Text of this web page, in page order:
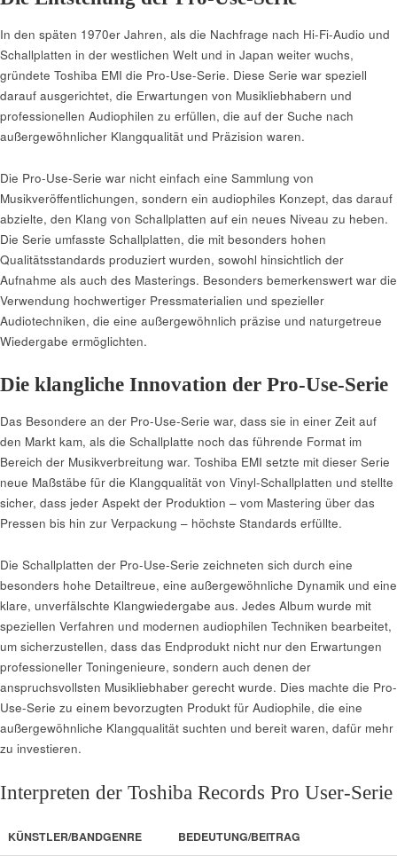
In den späten 1970er Jahren, als die Nachfrage nach Hi-Fi-Audio und
Schallplatten in der westlichen Welt und in Japan weiter wuchs,
gründete Toshiba EMI die Pro-Use-Serie. Diese Serie war speziell
darauf ausgerichtet, die Erwartungen von Musikliebhabern und
professionellen Audiophilen zu erfüllen, die auf der Suche nach
außergewöhnlicher Klangqualität und Präzision waren.
Die Pro-Use-Serie war nicht einfach eine Sammlung von
Musikveröffentlichungen, sondern ein audiophiles Konzept, das darauf
abzielte, den Klang von Schallplatten auf ein neues Niveau zu heben.
Die Serie umfasste Schallplatten, die mit besonders hohen
Qualitätsstandards produziert wurden, sowohl hinsichtlich der
Aufnahme als auch des Masterings. Besonders bemerkenswert war die
Verwendung hochwertiger Pressmaterialien und spezieller
Audiotechniken, die eine außergewöhnlich präzise und naturgetreue
Wiedergabe ermöglichten.
Die klangliche Innovation der Pro-Use-Serie
Das Besondere an der Pro-Use-Serie war, dass sie in einer Zeit auf
den Markt kam, als die Schallplatte noch das führende Format im
Bereich der Musikverbreitung war. Toshiba EMI setzte mit dieser Serie
neue Maßstäbe für die Klangqualität von Vinyl-Schallplatten und stellte
sicher, dass jeder Aspekt der Produktion – vom Mastering über das
Pressen bis hin zur Verpackung – höchste Standards erfüllte.
Die Schallplatten der Pro-Use-Serie zeichneten sich durch eine
besonders hohe Detailtreue, eine außergewöhnliche Dynamik und eine
klare, unverfälschte Klangwiedergabe aus. Jedes Album wurde mit
speziellen Verfahren und modernen audiophilen Techniken bearbeitet,
um sicherzustellen, dass das Endprodukt nicht nur den Erwartungen
professioneller Toningenieure, sondern auch denen der
anspruchsvollsten Musikliebhaber gerecht wurde. Dies machte die Pro-
Use-Serie zu einem bevorzugten Produkt für Audiophile, die eine
außergewöhnliche Klangqualität suchten und bereit waren, dafür mehr
zu investieren.
Interpreten der Toshiba Records Pro User-Serie
KÜNSTLER/BANDGENRE BEDEUTUNG/BEITRAG